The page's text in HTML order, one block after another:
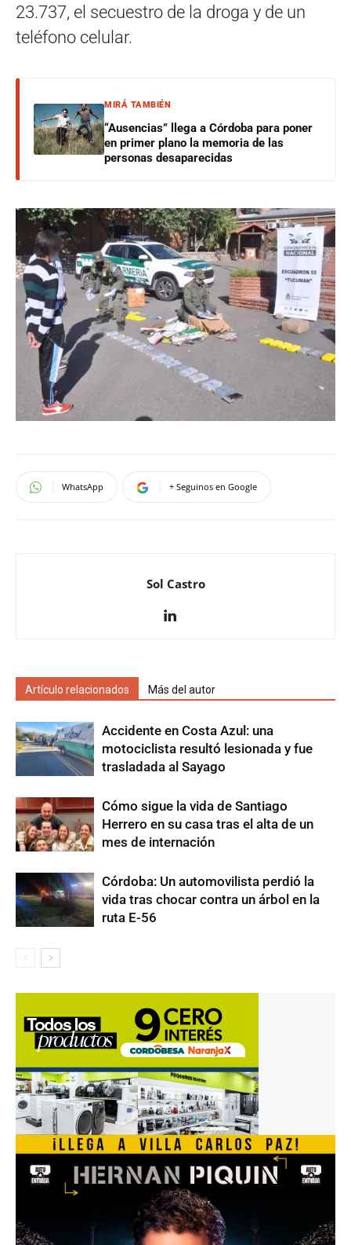
23.737, el secuestro de la droga y de un
teléfono celular.
MIRÁ TAMBIÉN
“Ausencias” llega a Córdoba para poner
en primer plano la memoria de las
personas desaparecidas
WhatsApp + Seguinos en Google
Sol Castro
Artículo relacionados Más del autor
Accidente en Costa Azul: una
motociclista resultó lesionada y fue
trasladada al Sayago
Cómo sigue la vida de Santiago
Herrero en su casa tras el alta de un
mes de internación
Córdoba: Un automovilista perdió la
vida tras chocar contra un árbol en la
ruta E-56